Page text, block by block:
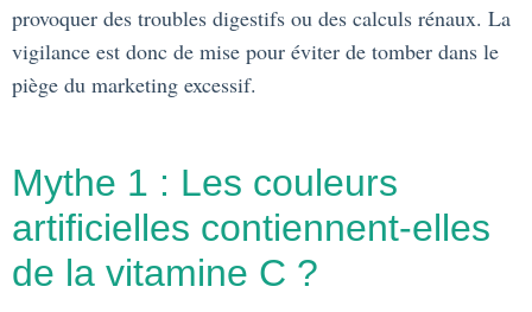
provoquer des troubles digestifs ou des calculs rénaux. La
vigilance est donc de mise pour éviter de tomber dans le
piège du marketing excessif.
Mythe 1 : Les couleurs
artificielles contiennent-elles
de la vitamine C ?